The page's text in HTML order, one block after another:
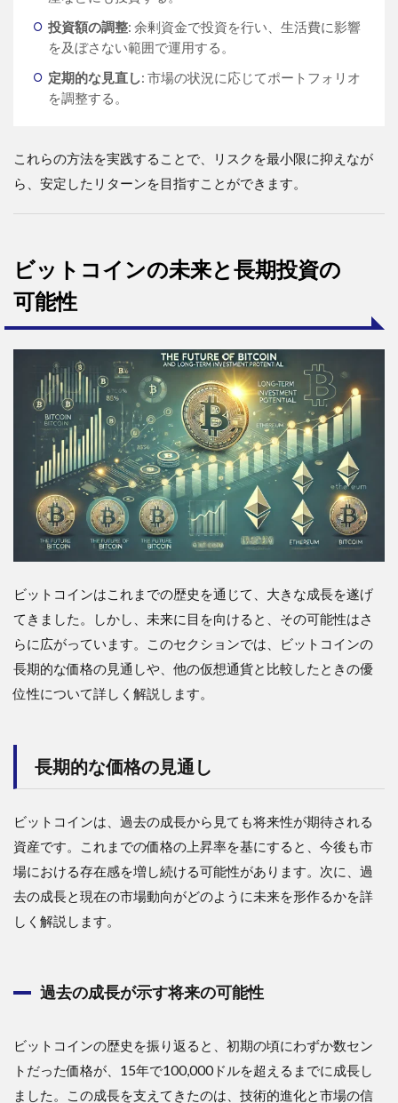
投資額の調整: 余剰資金で投資を行い、生活費に影響
を及ぼさない範囲で運用する。
定期的な見直し: 市場の状況に応じてポートフォリオ
を調整する。
これらの方法を実践することで、リスクを最小限に抑えなが
ら、安定したリターンを目指すことができます。
ビットコインの未来と長期投資の
可能性
ビットコインはこれまでの歴史を通じて、大きな成長を遂げ
てきました。しかし、未来に目を向けると、その可能性はさ
らに広がっています。このセクションでは、ビットコインの
長期的な価格の見通しや、他の仮想通貨と比較したときの優
位性について詳しく解説します。
長期的な価格の見通し
ビットコインは、過去の成長から見ても将来性が期待される
資産です。これまでの価格の上昇率を基にすると、今後も市
場における存在感を増し続ける可能性があります。次に、過
去の成長と現在の市場動向がどのように未来を形作るかを詳
しく解説します。
過去の成長が示す将来の可能性
ビットコインの歴史を振り返ると、初期の頃にわずか数セン
トだった価格が、15年で100,000ドルを超えるまでに成長し
ました。この成長を支えてきたのは、技術的進化と市場の信